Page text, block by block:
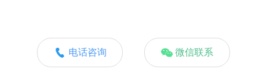
电话咨询 微信联系